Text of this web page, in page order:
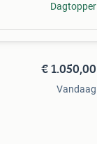
Dagtopper
€ 1.050,00
Vandaag